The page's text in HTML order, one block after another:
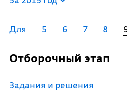
Для 5 6 7 8
Отборочный этап
Задания и решения